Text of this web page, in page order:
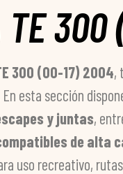
TE
300 (00-17) 2004,
esta sección
y juntas,
de alta
uso recreativo,